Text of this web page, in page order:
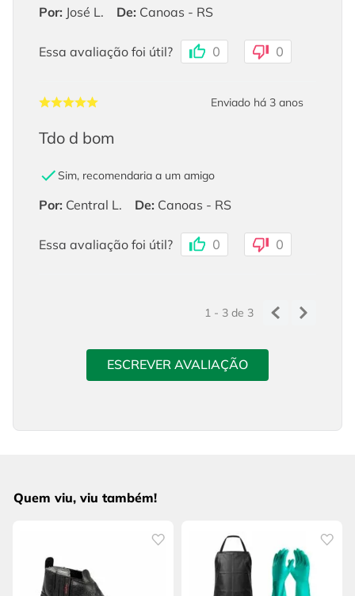
Por: José L. De: Canoas - RS
Essa avaliação foi útil? 0 0
Enviado há 3 anos
Tdo d bom
Sim, recomendaria a um amigo
Por: Central L. De: Canoas - RS
Essa avaliação foi útil? 0 0
1 - 3de 3
ESCREVER AVALIAÇÃO
Quem viu, viu também!